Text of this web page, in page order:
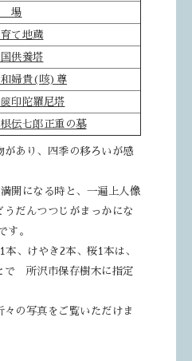
場
て地蔵
供養塔
和婦貴(咳)尊
印陀羅尼塔
根伝七郎正重の墓
あり、四季の移ろいが感
開になる時と、一遍上人像
うだんつつじがまっかにな
す。
、けやき2本、桜1本は、
で 所沢市保存樹木に指定
々の写真をご覧いただけま